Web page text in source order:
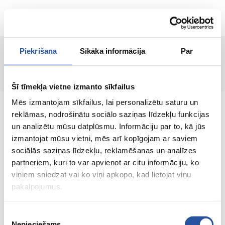
Piekrišana Sīkāka informācija Par
Šī tīmekļa vietne izmanto sīkfailus
Mēs izmantojam sīkfailus, lai personalizētu saturu un
reklāmas, nodrošinātu sociālo saziņas līdzekļu funkcijas
un analizētu mūsu datplūsmu. Informāciju par to, kā jūs
izmantojat mūsu vietni, mēs arī kopīgojam ar saviem
sociālās saziņas līdzekļu, reklamēšanas un analīzes
partneriem, kuri to var apvienot ar citu informāciju, ko
viņiem sniedzat vai ko viņi apkopo, kad lietojat viņu
pakalpojumus.
EN
Product not found!
An online store with great prices and quality
products, where customer satisfaction is our
main value.
Everything for your home and
garden!